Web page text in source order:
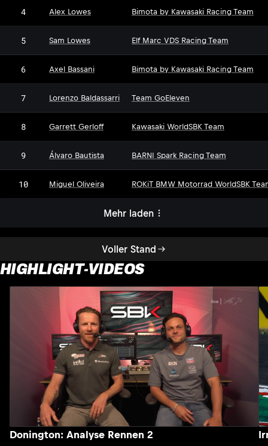
Voller Stand
4 Alex Lowes Bimota by Kawasaki Racing Team
5 Sam Lowes Elf Marc VDS Racing Team
6 Axel Bassani Bimota by Kawasaki Racing Team
7 Lorenzo Baldassarri Team GoEleven
8 Garrett Gerloff Kawasaki WorldSBK Team
9 Álvaro Bautista BARNI Spark Racing Team
10 Miguel Oliveira ROKiT BMW Motorrad WorldSBK
Mehr laden
HIGHLIGHT-VIDEOS
Donington: Analyse Rennen 2